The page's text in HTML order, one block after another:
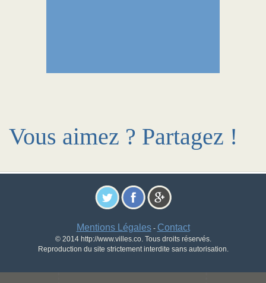
Vous aimez ? Partagez !
Mentions Légales- Contact
© 2014 http://www.villes.co. Tous droits réservés.
Reproduction du site strictement interdite sans autorisation.